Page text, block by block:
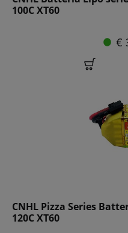
100C XT60
€
CNHL Pizza Series
120C XT60